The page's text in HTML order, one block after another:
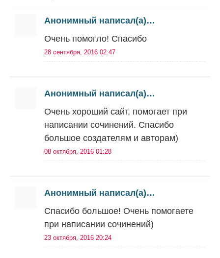
Анонимный написал(а)…
Очень помогло! Спасибо
28 сентября, 2016 02:47
Анонимный написал(а)…
Очень хороший сайт, помогает при
написании сочинений. Спасибо
большое создателям и авторам)
08 октября, 2016 01:28
Анонимный написал(а)…
Спасибо большое! Очень помогаете
при написании сочинений)
23 октября, 2016 20:24